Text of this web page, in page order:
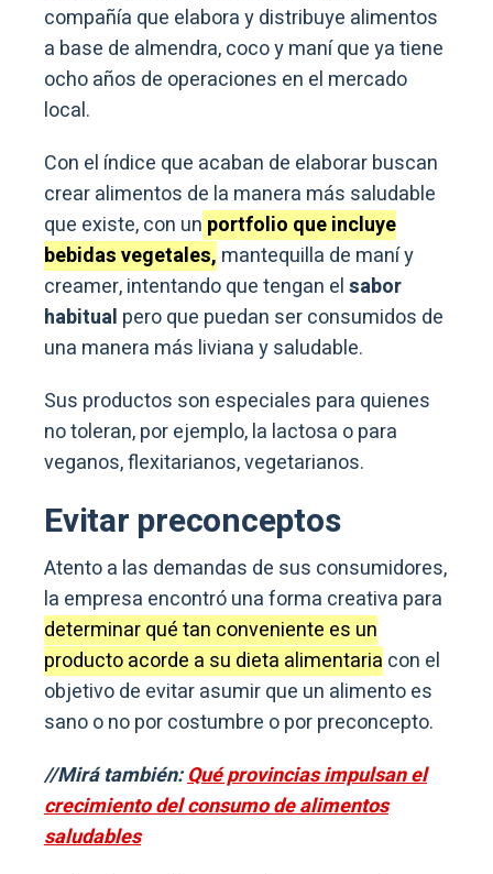
compañía que elabora y distribuye alimentos
a base de almendra, coco y maní que ya tiene
ocho años de operaciones en el mercado
local.
Con el índice que acaban de elaborar buscan
crear alimentos de la manera más saludable
que existe, con un portfolio que incluye
bebidas vegetales, mantequilla de maní y
creamer, intentando que tengan elsabor
habitual pero que puedan ser consumidos de
una manera más liviana y saludable.
Sus productos son especiales para quienes
no toleran, por ejemplo, la lactosa o para
veganos, flexitarianos, vegetarianos.
Evitar preconceptos
Atento a las demandas de sus consumidores,
la empresa encontró una forma creativa para
determinar qué tan conveniente es un
producto acorde a su dieta alimentaria con el
objetivo de evitar asumir que un alimento es
sano o no por costumbre o por preconcepto.
//Mirá también:Qué provincias impulsan el
crecimiento del consumo de alimentos
saludables